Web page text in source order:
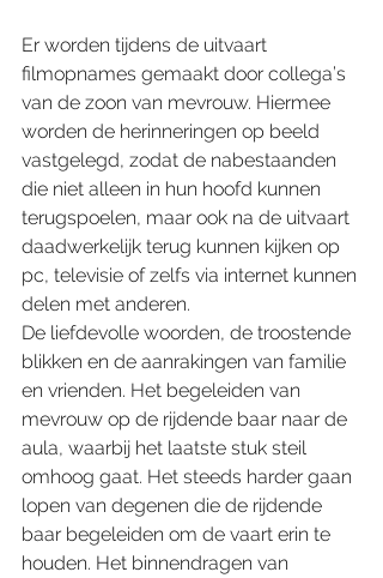
Er worden tijdens de uitvaart
filmopnames gemaakt door collega’s
van de zoon van mevrouw. Hiermee
worden de herinneringen op beeld
vastgelegd, zodat de nabestaanden
die niet alleen in hun hoofd kunnen
terugspoelen, maar ook na de uitvaart
daadwerkelijk terug kunnen kijken op
pc, televisie of zelfs via internet kunnen
delen met anderen.
De liefdevolle woorden, de troostende
blikken en de aanrakingen van familie
en vrienden. Het begeleiden van
mevrouw op de rijdende baar naar de
aula, waarbij het laatste stuk steil
omhoog gaat. Het steeds harder gaan
lopen van degenen die de rijdende
baar begeleiden om de vaart erin te
houden. Het binnendragen van